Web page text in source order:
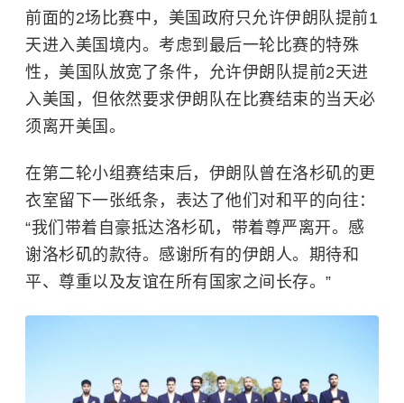
前面的2场比赛中，美国政府只允许伊朗队提前1
天进入美国境内。考虑到最后一轮比赛的特殊
性，美国队放宽了条件，允许伊朗队提前2天进
入美国，但依然要求伊朗队在比赛结束的当天必
须离开美国。
在第二轮小组赛结束后，伊朗队曾在洛杉矶的更
衣室留下一张纸条，表达了他们对和平的向往：
“我们带着自豪抵达洛杉矶，带着尊严离开。感
谢洛杉矶的款待。感谢所有的伊朗人。期待和
平、尊重以及友谊在所有国家之间长存。”